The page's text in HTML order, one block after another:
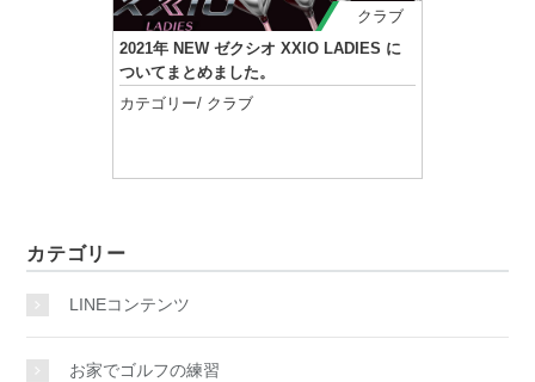
クラブ
2021年 NEW ゼクシオ XXIO LADIES に
ついてまとめました。
カテゴリー/ クラブ
カテゴリー
LINEコンテンツ
お家でゴルフの練習